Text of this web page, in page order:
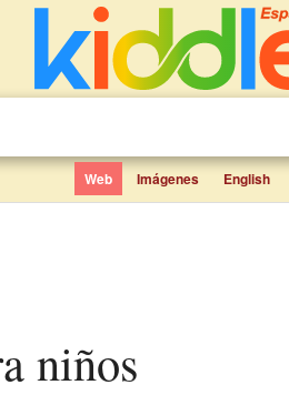
Web Imágenes English
niños